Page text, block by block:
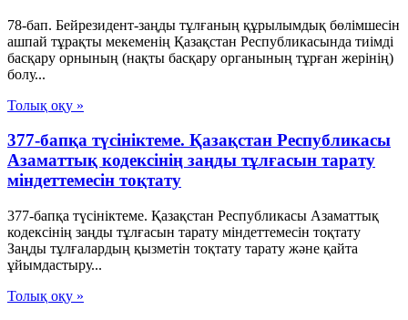
78-бап. Бейрезидент-заңды тұлғаның құрылымдық бөлімшесін
ашпай тұрақты мекеменің Қазақстан Республикасында тиімді
басқару орнының (нақты басқару органының тұрған жерінің)
болу...
Толық оқу »
377-бапқа түсініктеме. Қазақстан Республикасы
Азаматтық кодексінің заңды тұлғасын тарату
міндеттемесін тоқтату
377-бапқа түсініктеме. Қазақстан Республикасы Азаматтық
кодексінің заңды тұлғасын тарату міндеттемесін тоқтату
Заңды тұлғалардың қызметін тоқтату тарату және қайта
ұйымдастыру...
Толық оқу »